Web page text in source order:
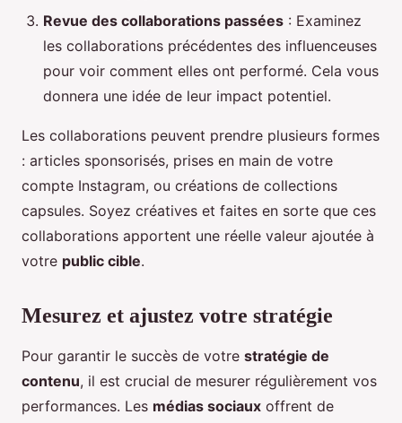
Revue des collaborations passées : Examinez
les collaborations précédentes des influenceuses
pour voir comment elles ont performé. Cela vous
donnera une idée de leur impact potentiel.
Les collaborations peuvent prendre plusieurs formes
: articles sponsorisés, prises en main de votre
compte Instagram, ou créations de collections
capsules. Soyez créatives et faites en sorte que ces
collaborations apportent une réelle valeur ajoutée à
votre public cible.
Mesurez et ajustez votre stratégie
Pour garantir le succès de votre stratégie de
contenu, il est crucial de mesurer régulièrement vos
performances. Les médias sociaux offrent de